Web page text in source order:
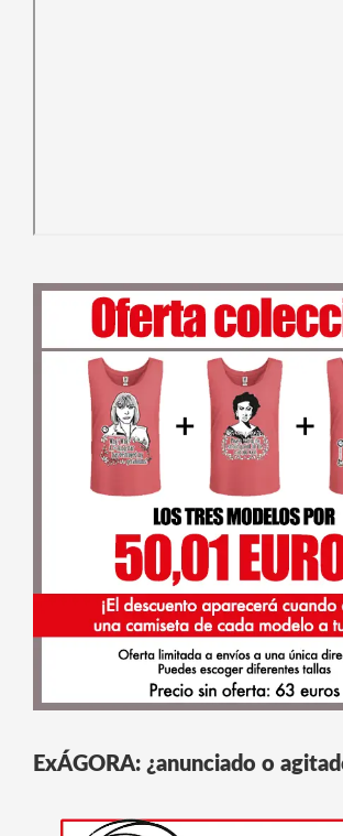
ExÁGORA: ¿anunciado o